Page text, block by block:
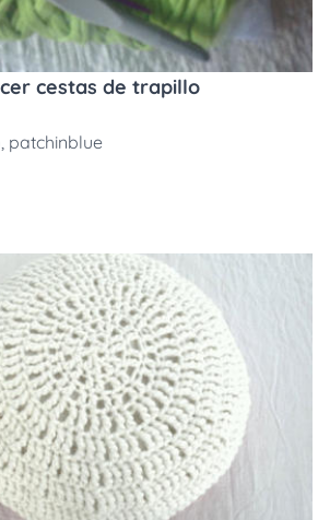
cestas de trapillo
, patchinblue